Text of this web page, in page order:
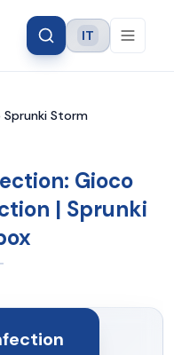
Language
IT
Storm
Gioco
| Sprunki